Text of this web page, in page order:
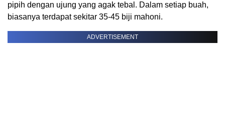
pipih dengan ujung yang agak tebal. Dalam setiap buah,
biasanya terdapat sekitar 35-45 biji mahoni.
ADVERTISEMENT